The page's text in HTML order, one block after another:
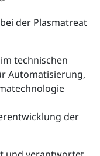
der Plasmatreat
technischen
Automatisierung,
der